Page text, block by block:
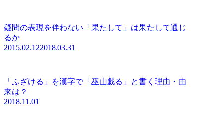
疑問の表現を伴わない「果たして」は果たして通じ
るか
2015.02.122018.03.31
「ふざける」を漢字で「巫山戯る」と書く理由・由
来は？
2018.11.01